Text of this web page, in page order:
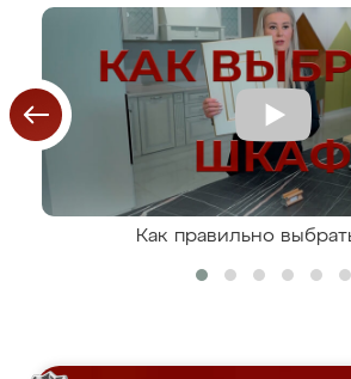
Как правильно